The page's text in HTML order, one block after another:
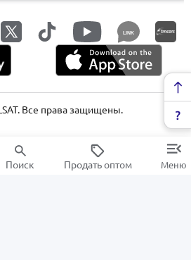
LINK
Все права защищены.
Поиск Продать оптом Меню